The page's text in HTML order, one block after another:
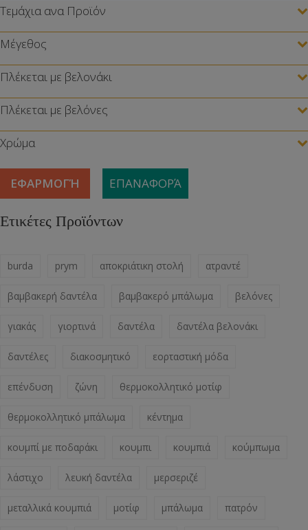
Τεμάχια ανα Προϊόν
Μέγεθος
Πλέκεται με βελονάκι
Πλέκεται με βελόνες
Χρώμα
ΕΦΑΡΜΟΓΉ ΕΠΑΝΑΦΟΡΆ
Ετικέτες Προϊόντων
burda prym αποκριάτικη στολή ατραντέ
βαμβακερή δαντέλα βαμβακερό μπάλωμα βελόνες
γιακάς γιορτινά δαντέλα δαντέλα βελονάκι
δαντέλες διακοσμητικό εορταστική μόδα
επένδυση ζώνη θερμοκολλητικό μοτίφ
θερμοκολλητικό μπάλωμα κέντημα
κουμπί με ποδαράκι κουμπι κουμπιά κούμπωμα
λάστιχο λευκή δαντέλα μερσεριζέ
μεταλλικά κουμπιά μοτίφ μπάλωμα πατρόν